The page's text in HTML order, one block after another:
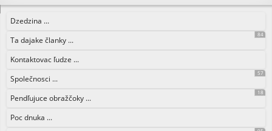
Dzedzina ...
Ta dajake članky ...
84
Kontaktovac ľudze ...
Společnosci ...
57
Pendľujuce obražčoky ...
18
Poc dnuka ...